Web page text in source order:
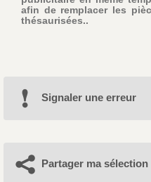
afin de remplacer les
thésaurisées..
Signaler une erreur
Partager ma sélection